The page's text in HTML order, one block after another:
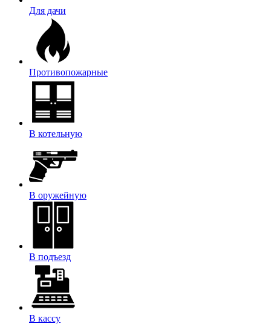
Для дачи
Противопожарные
В котельную
В оружейную
В подъезд
В кассу